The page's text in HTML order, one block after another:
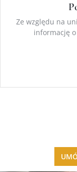
Ze względu na
informację